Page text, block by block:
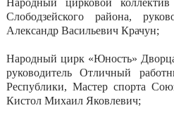
Народный цирковой
Слободзейского района,
Александр Васильевич Крачун;
Народный цирк «Юность»
руководитель Отличный
Республики, Мастер спорта
Кистол Михаил Яковлевич;